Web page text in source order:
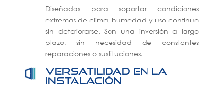
Diseñadas para soportar condiciones
extremas de clima, humedad y uso continuo
sin deteriorarse. Son una inversión a largo
plazo, sin necesidad de constantes
reparaciones o sustituciones.
Versatilidad en la
instalación